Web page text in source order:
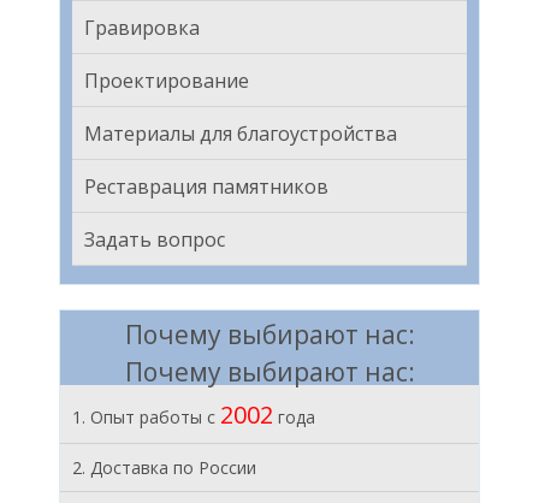
Гравировка
Проектирование
Материалы для благоустройства
Реставрация памятников
Задать вопрос
Почему выбирают нас:
Почему выбирают нас:
1. Опыт работы с 2002 года
2. Доставка по России